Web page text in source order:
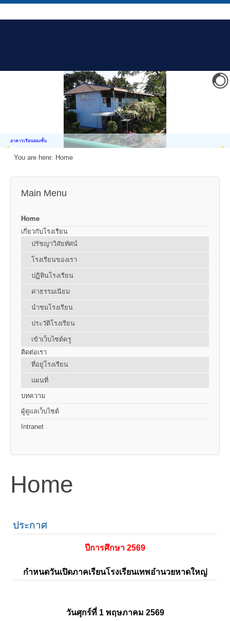
อาคารเรียนสองชั้น
You are here: Home
Main Menu
Home
เกี่ยวกับโรงเรียน
ปรัชญาวิสัยทัศน์
โรงเรียนของเรา
ปฏิทินโรงเรียน
ค่าธรรมเนียม
นำชมโรงเรียน
ประวัติโรงเรียน
เข้าเว็บไซต์ครู
ติดต่อเรา
ที่อยู่โรงเรียน
แผนที่
บทความ
ผู้ดูแลเว็บไซต์
Intranet
Home
ประกาศ
ปีการศึกษา 2569
กำหนดวันเปิดภาคเรียนโรงเรียนเทพอำนวยหาดใหญ่
วันศุกร์ที่ 1 พฤษภาคม 2569